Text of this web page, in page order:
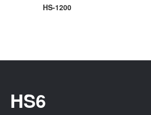
HS-1200
HS6